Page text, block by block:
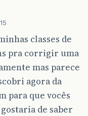
classes de
pra corrigir uma
mas parece
agora da
para que vocês
de saber